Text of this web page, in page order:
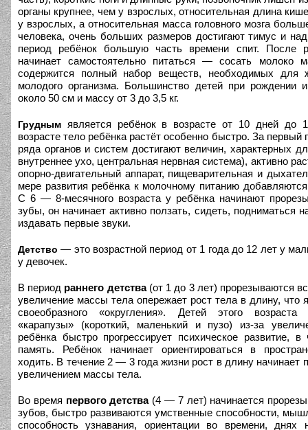
органы крупнее, чем у взрослых, относительная длина
у взрослых, а относительная масса головного мозга
человека, очень больших размеров достигают тимус и
период ребёнок большую часть времени спит. После
начинает самостоятельно питаться — сосать молоко
содержится полный набор веществ, необходимых для
молодого организма. Большинство детей при рождении
около 50 см и массу от 3 до 3,5 кг.
Грудным является ребёнок в возрасте от 10 дней до
возрасте тело ребёнка растёт особенно быстро. За первый
ряда органов и систем достигают величин, характерных
внутреннее ухо, центральная нервная система), активно
опорно-двигательный аппарат, пищеварительная и
мере развития ребёнка к молочному питанию
С 6 — 8-месячного возраста у ребёнка начинают
зубы, он начинает активно ползать, сидеть, подниматься
издавать первые звуки.
Детство — это возрастной период от 1 года до 12 лет у
у девочек.
В период раннего детства(от 1 до 3 лет) прорезываются
увеличение массы тела опережает рост тела в длину, что
своеобразного «округления». Детей этого
«карапузы» (короткий, маленький и пузо) из-за
ребёнка быстро прогрессирует психическое развитие,
память. Ребёнок начинает ориентироваться в
ходить. В течение 2 — 3 года жизни рост в длину начинает
увеличением массы тела.
Во время первого детства(4 — 7 лет) начинается
зубов, быстро развиваются умственные способности,
способность узнавания, ориентации во времени, днях